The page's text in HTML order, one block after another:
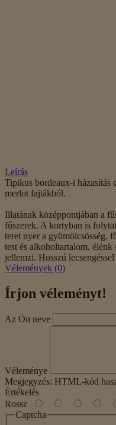
Leírás
Tipikus bordeaux-i házasítás
merlot fajtákból.
Illatának középpontjában a
fűszerek. A kortyban is
teret nyer a gyümölcsösség,
test és alkoholtartalom, élénk
jellemzi. Hosszú
Vélemények (0)
Írjon véleményt!
Az Ön neve
Véleménye
Megjegyzés: HTML-kód
Értékelés
Rossz
Captcha